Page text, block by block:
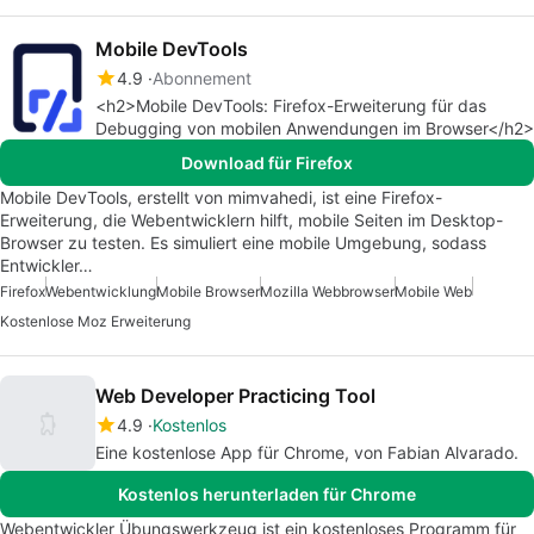
Mobile DevTools
4.9 Abonnement
<h2>Mobile DevTools: Firefox-Erweiterung für das
Debugging von mobilen Anwendungen im Browser</h2>
Download für Firefox
Mobile DevTools, erstellt von mimvahedi, ist eine Firefox-
Erweiterung, die Webentwicklern hilft, mobile Seiten im Desktop-
Browser zu testen. Es simuliert eine mobile Umgebung, sodass
Entwickler…
FirefoxWebentwicklungMobile BrowserMozilla WebbrowserMobile Web
Kostenlose Moz Erweiterung
Web Developer Practicing Tool
4.9 Kostenlos
Eine kostenlose App für Chrome, von Fabian Alvarado.
Kostenlos herunterladen für Chrome
Webentwickler Übungswerkzeug ist ein kostenloses Programm für